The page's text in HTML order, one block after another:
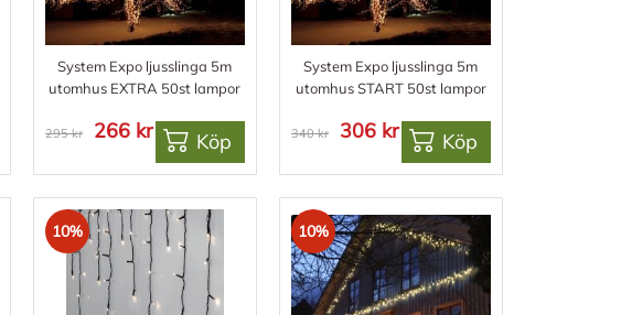
System Expo ljusslinga 5m
utomhus EXTRA 50st lampor
295 kr 266 kr Köp
System Expo ljusslinga 5m
utomhus START 50st lampor
340 kr 306 kr Köp
10% 10%